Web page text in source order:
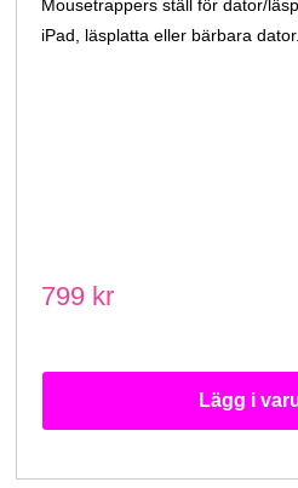
Mousetrappers ställ för dator/
iPad, läsplatta eller bärbara dator.
799 kr
Lägg i